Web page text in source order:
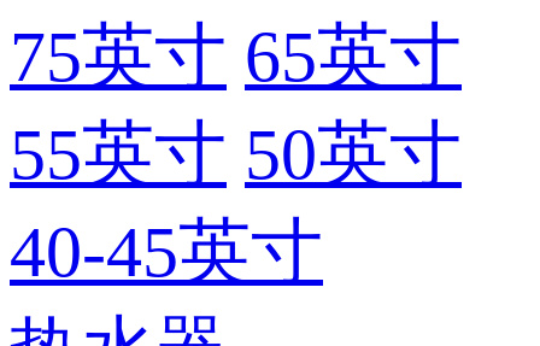
75英寸 65英寸
55英寸 50英寸
40-45英寸